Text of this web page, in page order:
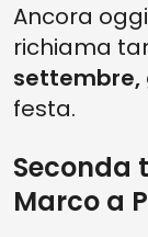
Ancora
richiama
settembre,
festa.
Seconda
Marco a